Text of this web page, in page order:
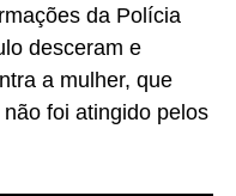
da Polícia
desceram e
a mulher, que
foi atingido pelos